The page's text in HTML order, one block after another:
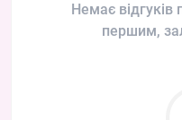
Немає відгуків
першим,